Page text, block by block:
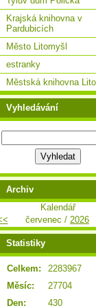
Krajská knihovna v
Pardubicích
Město Litomyšl
estranky
Městská knihovna
Vyhledávání
Archiv
Kalendář
červenec / 2026
Statistiky
Celkem:
2283967
Měsíc:
27704
Den:
430